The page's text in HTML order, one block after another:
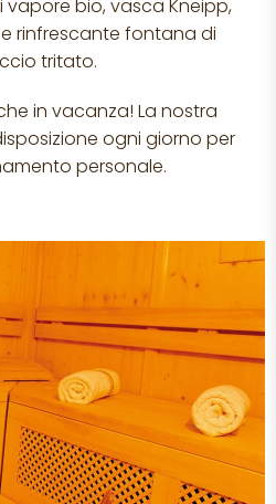
bio, vasca Kneipp,
rinfrescante fontana di
tritato.
in vacanza! La nostra
ogni giorno per
personale.